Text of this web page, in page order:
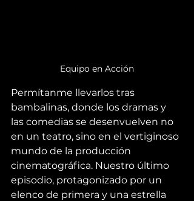
Equipo en Acción
Permítanme llevarlos tras
bambalinas, donde los dramas y
las comedias se desenvuelven no
en un teatro, sino en el vertiginoso
mundo de la producción
cinematográfica. Nuestro último
episodio, protagonizado por un
elenco de primera y una estrella